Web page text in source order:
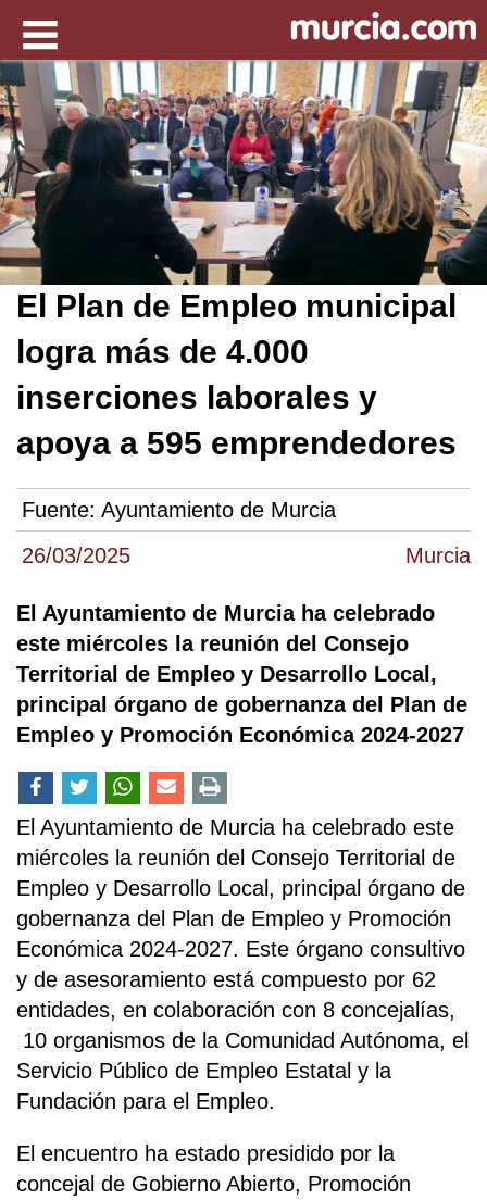
26/03/2025 Murcia
El Plan de Empleo municipal
logra más de 4.000
inserciones laborales y
apoya a 595 emprendedores
Fuente: Ayuntamiento de Murcia
El Ayuntamiento de Murcia ha celebrado
este miércoles la reunión del Consejo
Territorial de Empleo y Desarrollo Local,
principal órgano de gobernanza del Plan de
Empleo y Promoción Económica 2024-2027
El Ayuntamiento de Murcia ha celebrado este
miércoles la reunión del Consejo Territorial de
Empleo y Desarrollo Local, principal órgano de
gobernanza del Plan de Empleo y Promoción
Económica 2024-2027. Este órgano consultivo
y de asesoramiento está compuesto por 62
entidades, en colaboración con 8 concejalías,
10 organismos de la Comunidad Autónoma, el
Servicio Público de Empleo Estatal y la
Fundación para el Empleo.
El encuentro ha estado presidido por la
concejal de Gobierno Abierto, Promoción